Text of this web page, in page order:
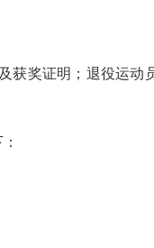
获奖证明；退役运动